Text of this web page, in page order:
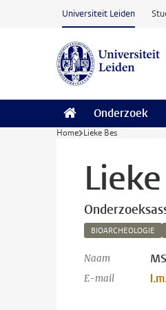
Ga naar hoofdinhoud
Universiteit Leiden
Onderzoek
Home Lieke Bes
BIOARCHEOLOGIE
Naam
E-mail